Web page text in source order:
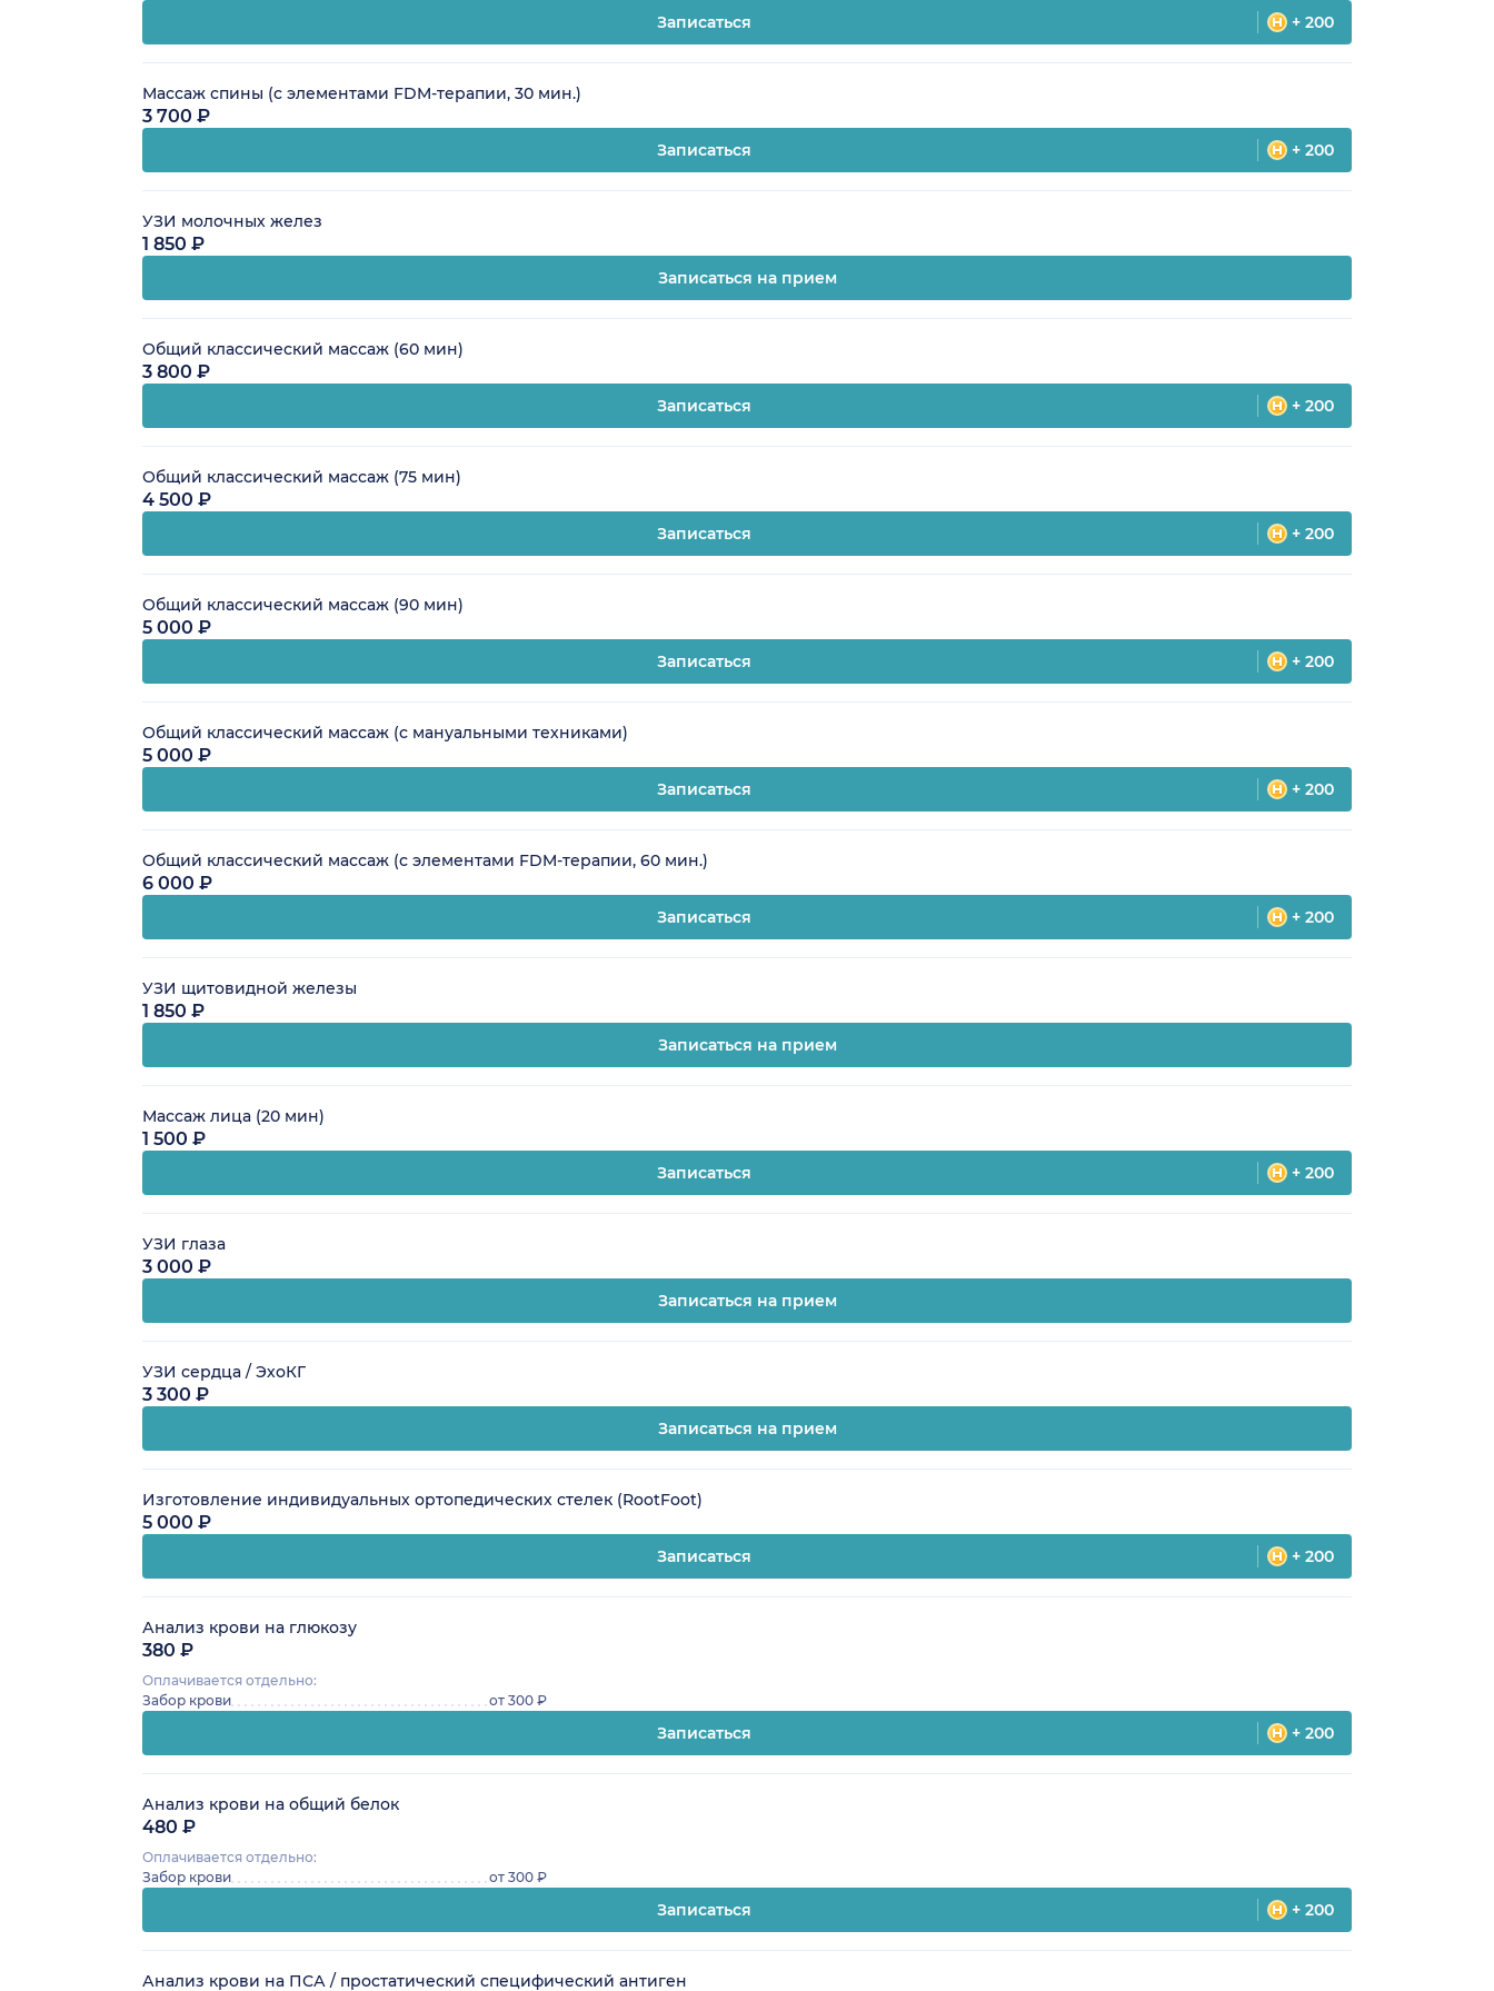
Записаться + 200
Массаж спины (с элементами FDM-терапии, 30 мин.)
3 700 ₽
Записаться + 200
УЗИ молочных желез
1 850 ₽
Записаться на прием
Общий классический массаж (60 мин)
3 800 ₽
Записаться + 200
Общий классический массаж (75 мин)
4 500 ₽
Записаться + 200
Общий классический массаж (90 мин)
5 000 ₽
Записаться + 200
Общий классический массаж (с мануальными техниками)
5 000 ₽
Записаться + 200
Общий классический массаж (с элементами FDM-терапии, 60 мин.)
6 000 ₽
Записаться + 200
УЗИ щитовидной железы
1 850 ₽
Записаться на прием
Массаж лица (20 мин)
1 500 ₽
Записаться + 200
УЗИ глаза
3 000 ₽
Записаться на прием
УЗИ сердца / ЭхоКГ
3 300 ₽
Записаться на прием
Изготовление индивидуальных ортопедических стелек (RootFoot)
5 000 ₽
Записаться + 200
Анализ крови на глюкозу
380 ₽
Оплачивается отдельно:
Забор крови
от 300 ₽
Записаться + 200
Анализ крови на общий белок
480 ₽
Оплачивается отдельно:
Забор крови
от 300 ₽
Записаться + 200
Анализ крови на ПСА / простатический специфический антиген